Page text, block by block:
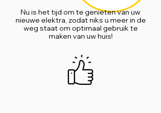
Nu is het tijd om te genieten van uw
nieuwe elektra, zodat niks u meer in de
weg staat om optimaal gebruik te
maken van uw huis!